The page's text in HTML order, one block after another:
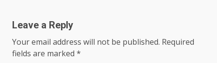
Leave a Reply
Your email address will not be published. Required
fields are marked *